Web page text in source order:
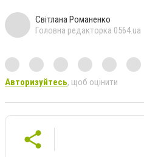
Світлана Романенко
Головна редакторка 0564.ua
Авторизуйтесь, щоб оцінити